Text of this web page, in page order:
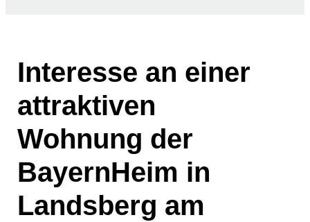
Interesse an einer
attraktiven
Wohnung der
BayernHeim in
Landsberg am